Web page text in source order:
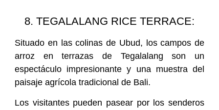
8. TEGALALANG RICE TERRACE:
Situado en las colinas de Ubud, los campos de
arroz en terrazas de Tegalalang son un
espectáculo impresionante y una muestra del
paisaje agrícola tradicional de Bali.
Los visitantes pueden pasear por los senderos